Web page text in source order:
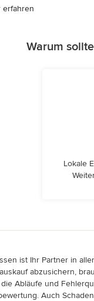
erfahren
Warum
Lokale
ist Ihr Partner in
abzusichern,
Abläufe und
Auch